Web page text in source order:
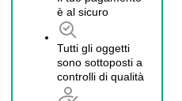
è al sicuro
Tutti gli oggetti
sono sottoposti a
controlli di qualità